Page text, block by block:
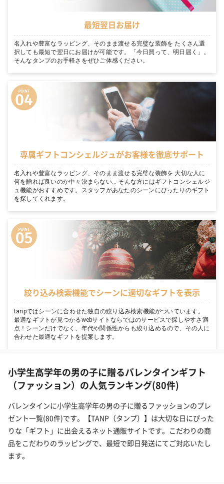
最短翌日お届け
名入れや豊富なラッピング、そのまま渡せる完璧な装飾を たくさん選
択しても最短で翌日にお届けが可能です。「今日買って、明日届く」。
そんなタンプのお手軽さをぜひご体感ください。
専属ギフトコンシェルジュがお客様を徹底サポート
名入れや豊富なラッピング、そのまま渡せる完璧な装飾を 大切な人に
何を贈れば良いのか中々決まらない… そんな方にはギフトコンシェルジ
ュ機能がおすすめです。スタッフがあなたのシーンにぴったりのギフト
を探してくれます。
絞り込み検索機能でシーンに適切なギフトを表示
tanpではシーンに合わせた独自の絞り込み検索機能がついています。
最適なギフトが見つかるwebサイトならではのサービスで探しやすさ満
点！シーンだけでなく、年代や関係性からも絞り込めるので、その人に
合わせた最適なギフトを提案します。
小学生高学年の男の子に贈るバレンタインギフト
（ファッション）の人気ランキング(80件)
バレンタインに小学生高学年の男の子に贈るファッションのプレ
ゼント一覧(80件)です。【TANP（タンプ）】は大切な日にぴった
りな「ギフト」に出会えるネット通販サイトです。こだわりの商
品をこだわりのラッピングで、最短で即日発送にてご対応いたし
ます。